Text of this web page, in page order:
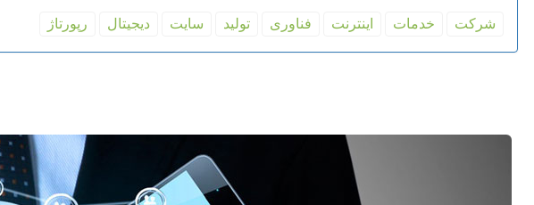
شركت خدمات اینترنت فناوری تولید سایت دیجیتال رپورتاژ